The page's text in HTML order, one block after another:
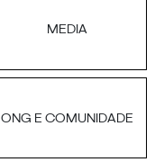
MEDIA
ONG E COMUNIDADE